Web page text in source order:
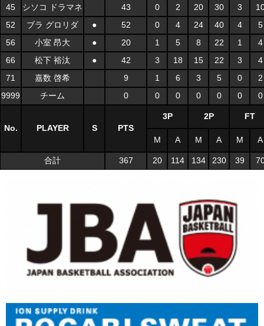
45 シソコ ドラマネ 43 0 2 20 30 3
52
ブラ グロリダ ● 52 0 4 24 40 4
5
56
小室 昂大 ● 20 1 5 8 22 1
4
66
松下 裕汰 ● 42 3 18 15 22 3
4
71
嘉数 啓希 9 1 6 3 5 0
2
9999
チーム 0 0 0 0 0 0 0
No. PLAYER S PTS
3P 2P FT
M A M A M A
合計 367 20 114 134 230 39